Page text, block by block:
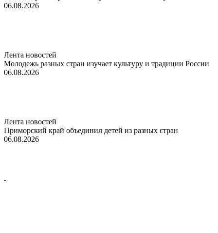
06.08.2026
Лента новостей
Молодежь разных стран изучает культуру и традиции России
06.08.2026
Лента новостей
Приморский край объединил детей из разных стран
06.08.2026